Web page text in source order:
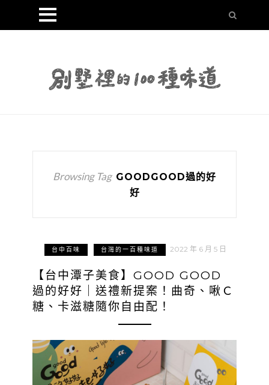
Browsing Tag GOODGOOD過的好
好
台中百味 台灣的一百種味道 2022 年 6 月 5 日
【台中潭子美食】GOOD GOOD
過的好好｜送禮新提案！曲奇、啾Ｃ
糖、卡滋糖隨你自由配！